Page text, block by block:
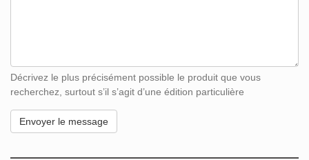
Décrivez le plus précisément possible le produit que vous
recherchez, surtout s’il s’agit d’une édition particulière